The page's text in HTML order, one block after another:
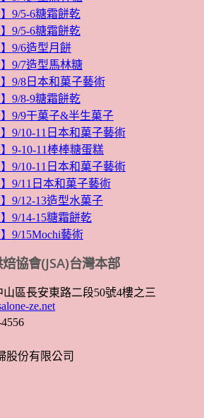
9/5-6糖霜餅乾
9/5-6糖霜餅乾
9/6造型月餅
9/7造型馬林糖
9/8日本和菓子藝術
9/8-9糖霜餅乾
】9/9干菓子&半生菓子
9/10-11日本和菓子藝術
9-10-11棒棒糖蛋糕
9/10-11日本和菓子藝術
9/11日本和菓子藝術
9/12-13造型水菓子
9/14-15糖霜餅乾
9/15Mochi藝術
協會(JSA)台灣本部
山區長安東路二段50號4樓之三
ze.net
股份有限公司